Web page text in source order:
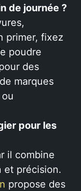
de journée ?
primer, fixez
poudre
des
marques
ou
pour les
il combine
et précision.
propose des